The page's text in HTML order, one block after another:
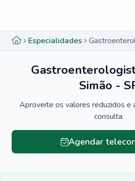
Especialidades
Simão -
Aproveite os valores reduzidos e
consulta.
Agendar